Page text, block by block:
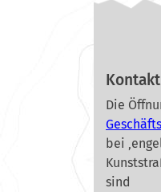
Kontakt
Die
bei
sind